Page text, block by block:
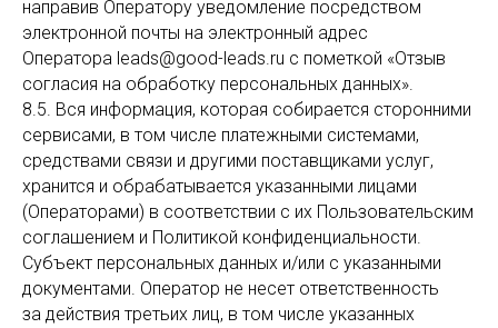
направив Оператору уведомление посредством
электронной почты на электронный адрес
Оператора leads@good-leads.ru с пометкой «Отзыв
согласия на обработку персональных данных».
8.5. Вся информация, которая собирается сторонними
сервисами, в том числе платежными системами,
средствами связи и другими поставщиками услуг,
хранится и обрабатывается указанными лицами
(Операторами) в соответствии с их Пользовательским
соглашением и Политикой конфиденциальности.
Субъект персональных данных и/или с указанными
документами. Оператор не несет ответственность
за действия третьих лиц, в том числе указанных